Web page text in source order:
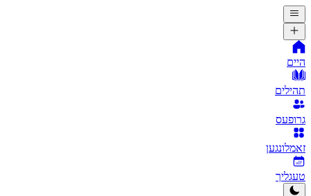
היים
תהילים
גרופעס
זאמלונגען
טעגליך